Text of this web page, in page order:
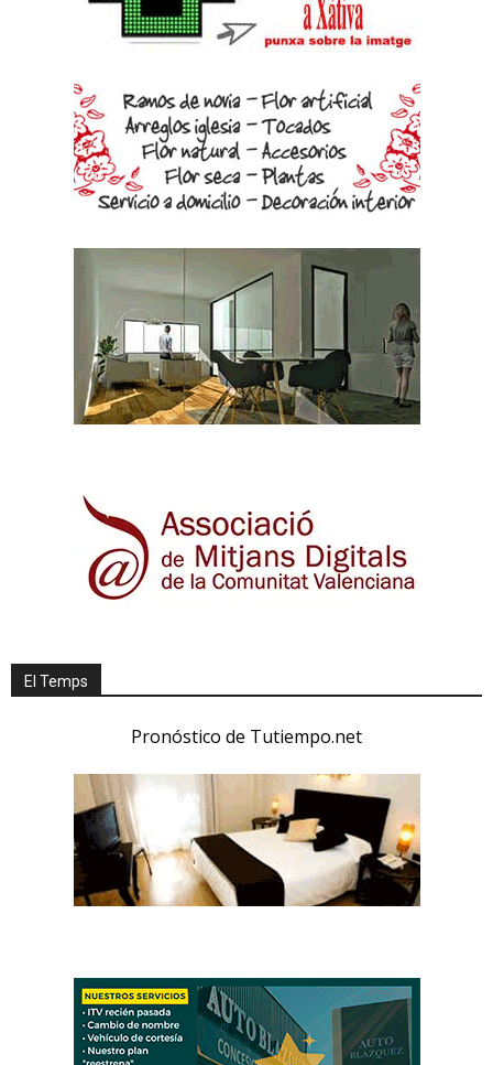
El Temps
Pronóstico de Tutiempo.net